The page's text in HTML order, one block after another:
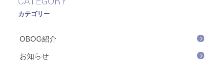
カテゴリー
OBOG紹介
お知らせ